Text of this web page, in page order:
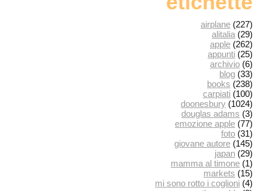
airplane (227)
alitalia (29)
apple (262)
appunti (25)
archivio (6)
blog (33)
books (238)
carpiati (100)
doonesbury (1024)
douglas adams (3)
emozione apple (77)
foto (31)
giovane autore (145)
japan (29)
mamma al timone (1)
markets (15)
mi sono rotto i coglioni (4)